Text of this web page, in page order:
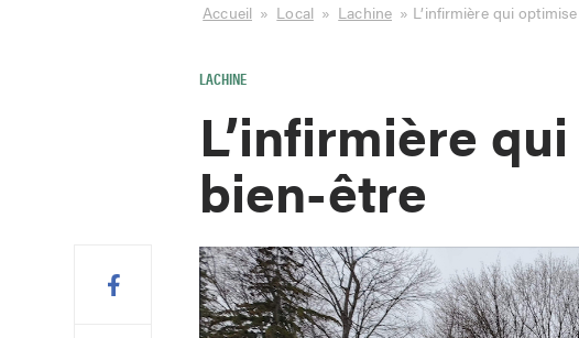
Accueil » Local » Lachine » L’infirmière qui
LACHINE
L’infirmière
bien-être